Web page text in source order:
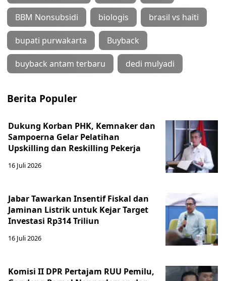
BBM Nonsubsidi biologis brasil vs haiti
bupati purwakarta Buyback
buyback antam terbaru dedi mulyadi
Berita Populer
Dukung Korban PHK, Kemnaker dan
Sampoerna Gelar Pelatihan
Upskilling dan Reskilling Pekerja
16 Juli 2026
Jabar Tawarkan Insentif Fiskal dan
Jaminan Listrik untuk Kejar Target
Investasi Rp314 Triliun
16 Juli 2026
Komisi II DPR Pertajam RUU Pemilu,